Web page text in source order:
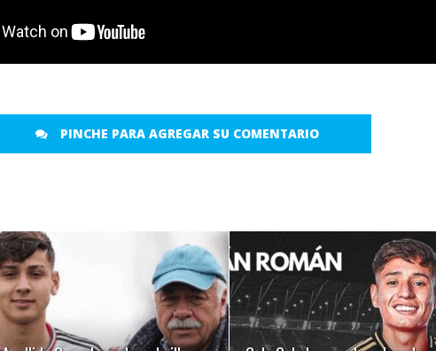
PINCHE PARA AGREGAR SU COMENTARIO
LEER MÁS LEER MÁS